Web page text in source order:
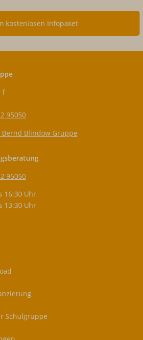
kostenlosen Infopaket
f
95050
Blindow Gruppe
95050
16:30 Uhr
13:30 Uhr
Schulgruppe